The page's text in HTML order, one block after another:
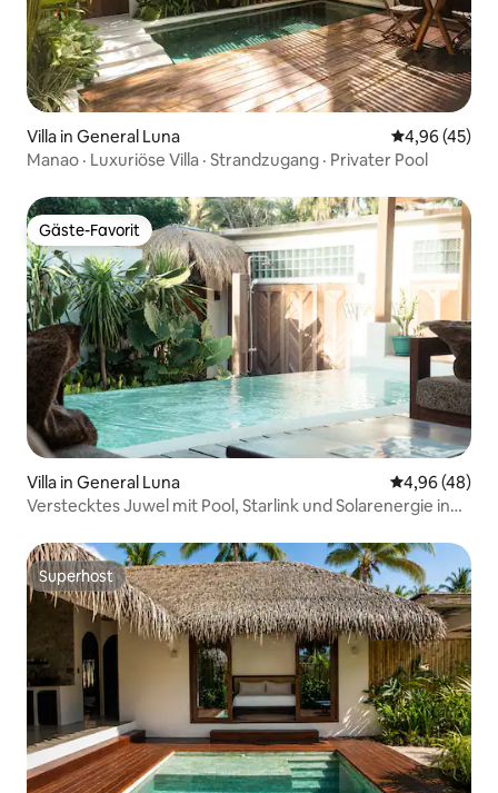
Villa in General Luna
4,96 (45)
Manao · Luxuriöse Villa · Strandzugang · Privater Pool
Gäste-Favorit
Gäste-Favorit
Villa in General Luna
4,96 (48)
Verstecktes Juwel mit Pool, Starlink und Solarenergie in
Superhost
Superhost